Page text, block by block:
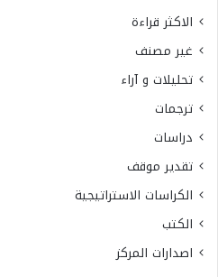
الاكثر قراءة
غير مصنف
تحليلات و آراء
ترجمات
دراسات
تقدير موقف
الكراسات الاستراتيجية
الكتب
اصدارات المركز